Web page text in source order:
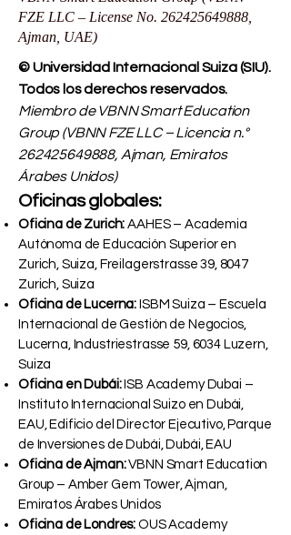
FZE LLC – License No. 262425649888
Ajman, UAE)
© Universidad Internacional Suiza (SIU).
Todos los derechos reservados.
Miembro de VBNN Smart Education
Group (VBNN FZE LLC – Licencia n.°
262425649888, Ajman, Emiratos
Árabes Unidos)
Oficinas globales:
Oficina de Zurich: AAHES – Academia
Autónoma de Educación Superior en
Zurich, Suiza, Freilagerstrasse 39, 8047
Zurich, Suiza
Oficina de Lucerna: ISBM Suiza – Escuela
Internacional de Gestión de Negocios,
Lucerna, Industriestrasse 59, 6034 Luzern,
Suiza
Oficina en Dubái:ISB Academy Dubai –
Instituto Internacional Suizo en Dubái,
EAU, Edificio del Director Ejecutivo, Parque
de Inversiones de Dubái, Dubái, EAU
Oficina de Ajman:VBNN Smart Education
Group – Amber Gem Tower, Ajman,
Emiratos Árabes Unidos
Oficina de Londres: OUS Academy